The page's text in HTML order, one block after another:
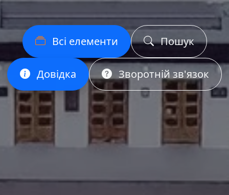
Всі елементи Пошук
Довідка Зворотній зв'язок